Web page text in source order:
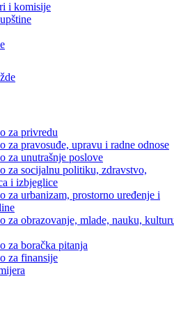
naroda
i komisije
za privredu
za pravosuđe, upravu i radne odnose
za unutrašnje poslove
za socijalnu politiku, zdravstvo,
i izbjeglice
za urbanizam, prostorno uređenje i
za obrazovanje, mlade, nauku,
za boračka pitanja
za finansije